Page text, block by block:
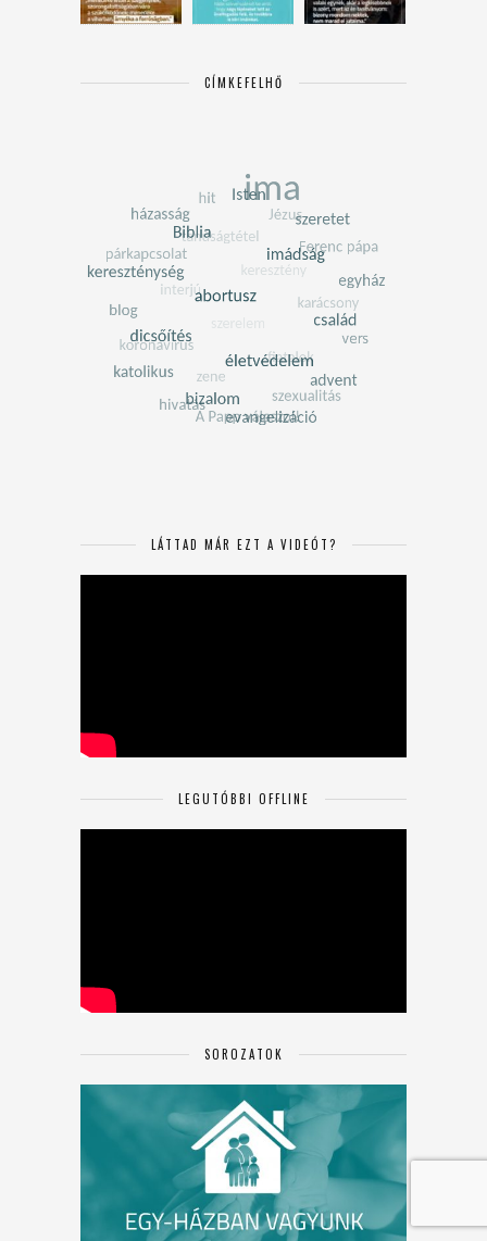
CÍMKEFELHŐ
LÁTTAD MÁR EZT A VIDEÓT?
LEGUTÓBBI OFFLINE
SOROZATOK